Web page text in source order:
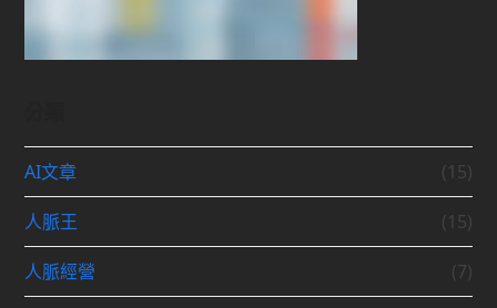
AI文章 (15)
人脈王 (15)
人脈經營 (7)